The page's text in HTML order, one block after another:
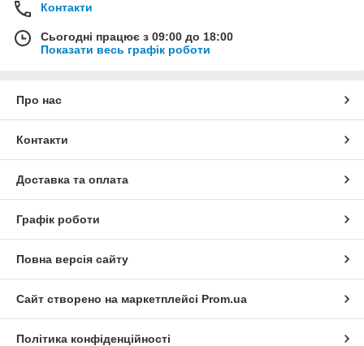
Контакти
Сьогодні працює з 09:00 до 18:00
Показати весь графік роботи
Про нас
Контакти
Доставка та оплата
Графік роботи
Повна версія сайту
Сайт створено на маркетплейсі Prom.ua
Політика конфіденційності